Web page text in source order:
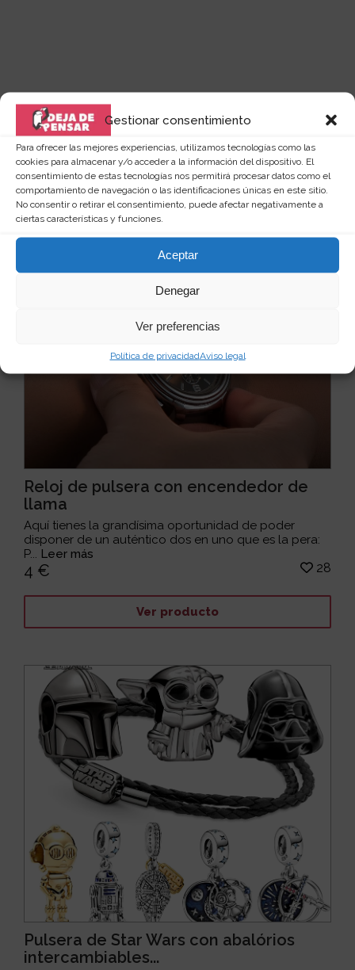
Gestionar consentimiento
Para ofrecer las mejores experiencias, utilizamos tecnologías como las
cookies para almacenar y/o acceder a la información del dispositivo. El
consentimiento de estas tecnologías nos permitirá procesar datos como el
comportamiento de navegación o las identificaciones únicas en este sitio.
No consentir o retirar el consentimiento, puede afectar negativamente a
ciertas características y funciones.
Aceptar
Denegar
Ver preferencias
Política de privacidadAviso legal
Quizás te puede interesar...
Reloj de pulsera con encendedor de
llama
Aquí tienes la grandísima oportunidad de poder
disponer de un auténtico dos en uno que es la pera:
P... Leer más
4 € 28
Ver producto
Pulsera de Star Wars con abalórios
intercambiables...